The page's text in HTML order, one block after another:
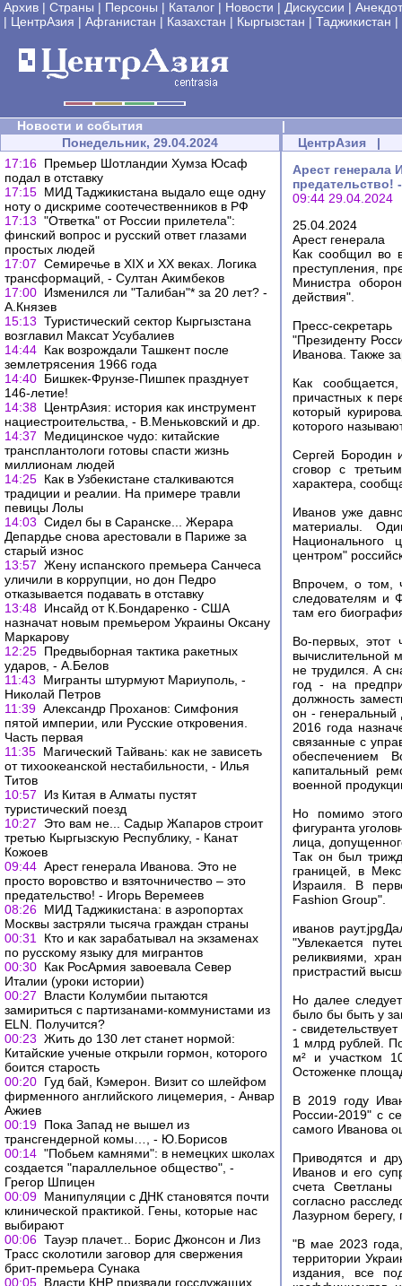
Архив | Страны | Персоны | Каталог | Новости | Дискуссии |
| ЦентрАзия | Афганистан | Казахстан | Кыргызстан | Таджикистан |
Новости и события
|
Понедельник, 29.04.2024
17:16 Премьер Шотландии Хумза Юсаф
подал в отставку
17:15 МИД Таджикистана выдало еще одну
ноту о дискриме соотечественников в РФ
17:13 "Ответка" от России прилетела":
финский вопрос и русский ответ глазами
простых людей
17:07 Семиречье в XIX и XX веках. Логика
трансформаций, - Султан Акимбеков
17:00 Изменился ли "Талибан"* за 20 лет? -
А.Князев
15:13 Туристический сектор Кыргызстана
возглавил Максат Усубалиев
14:44 Как возрождали Ташкент после
землетрясения 1966 года
14:40 Бишкек-Фрунзе-Пишпек празднует
146-летие!
14:38 ЦентрАзия: история как инструмент
нациестроительства, - В.Меньковский и др.
14:37
Медицинское чудо: китайские
трансплантологи готовы спасти жизнь
миллионам людей
14:25 Как в Узбекистане сталкиваются
традиции и реалии. На примере травли
певицы Лолы
14:03 Сидел бы в Саранске... Жерара
Депардье снова арестовали в Париже за
старый износ
13:57 Жену испанского премьера Санчеса
уличили в коррупции, но дон Педро
отказывается подавать в отставку
13:48 Инсайд от К.Бондаренко - США
назначат новым премьером Украины Оксану
Маркарову
12:25 Предвыборная тактика ракетных
ударов, - А.Белов
11:43
Мигранты штурмуют Мариуполь, -
Николай Петров
11:39 Александр Проханов: Симфония
пятой империи, или Русские откровения.
Часть первая
11:35 Магический Тайвань: как не зависеть
от тихоокеанской нестабильности, - Илья
Титов
10:57
Из Китая в Алматы пустят
туристический поезд
10:27
Это вам не... Садыр Жапаров строит
третью Кыргызскую Республику, - Канат
Кожоев
09:44 Арест генерала Иванова. Это не
просто воровство и взяточничество – это
предательство! - Игорь Веремеев
08:26 МИД Таджикистана: в аэропортах
Москвы застряли тысяча граждан страны
00:31
Кто и как зарабатывал на экзаменах
по русскому языку для мигрантов
00:30 Как РосАрмия завоевала Север
Италии (уроки истории)
00:27
Власти Колумбии пытаются
замириться с партизанами-коммунистами из
ELN. Получится?
00:23 Жить до 130 лет станет нормой:
Китайские ученые открыли гормон, которого
боится старость
00:20 Гуд бай, Кэмерон. Визит со шлейфом
фирменного английского лицемерия, - Анвар
Ажиев
00:19 Пока Запад не вышел из
трансгендерной комы…, - Ю.Борисов
00:14 "Побьем камнями": в немецких школах
создается "параллельное общество", -
Грегор Шпицен
00:09 Манипуляции с ДНК становятся почти
клинической практикой. Гены, которые нас
выбирают
00:06 Тауэр плачет... Борис Джонсон и Лиз
Трасс сколотили заговор для свержения
брит-премьера Сунака
00:05 Власти КНР призвали госслужащих
ЦентрАзия |
Арест генерала
предательство!
09:44 29.04.2024
25.04.2024
Арест генерала
Как сообщил во
преступления,
Министра
действия".
Пресс-
"Президенту
Иванова. Также
Как
причастных к
который
которого
Сергей Бородин
сговор с
характера,
Иванов уже
материалы.
Национального
центром"
Впрочем, о том,
следователям и
там его
Во-первых, этот
вычислительной
не трудился. А
год - на
должность
он -
2016 года
связанные с
обеспечением
капитальный
военной
Но помимо
фигуранта
лица,
Так он был
границей, в
Израиля. В
Fashion Group".
иванов
"Увлекается
реликвиями,
пристрастий
Но далее
было бы быть у
-
1 млрд рублей.
м² и участком
Остоженке
В 2019 году
России-2019" с
самого Иванова
Приводятся и
Иванов и его
счета
согласно
Лазурном
"В мае 2023
территории
издания, все